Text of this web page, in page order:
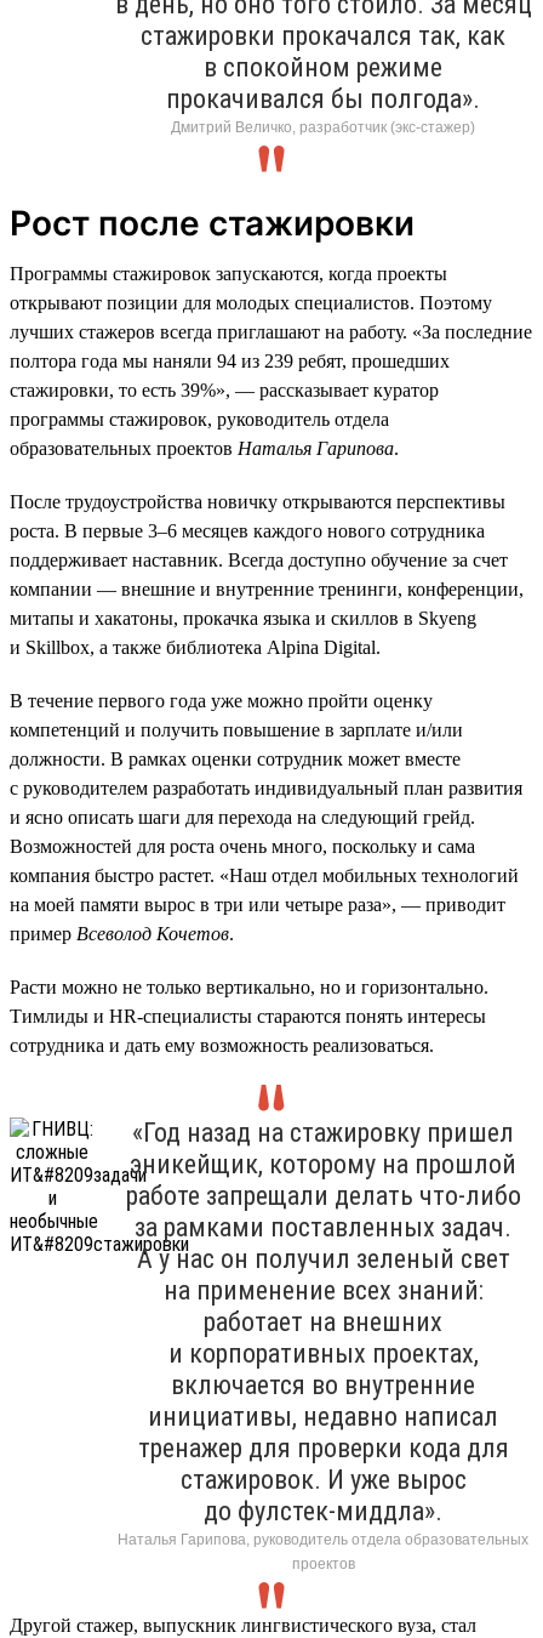
стажировки прокачался так, как
в спокойном режиме
прокачивался бы полгода».
Дмитрий Величко, разработчик (экс-стажер)
Рост после стажировки
Программы стажировок запускаются, когда проекты
открывают позиции для молодых специалистов. Поэтому
лучших стажеров всегда приглашают на работу. «За последние
полтора года мы наняли 94 из 239 ребят, прошедших
стажировки, то есть 39%», — рассказывает куратор
программы стажировок, руководитель отдела
образовательных проектов Наталья Гарипова.
После трудоустройства новичку открываются перспективы
роста. В первые 3–6 месяцев каждого нового сотрудника
поддерживает наставник. Всегда доступно обучение за счет
компании — внешние и внутренние тренинги, конференции,
митапы и хакатоны, прокачка языка и скиллов в Skyeng
и Skillbox, а также библиотека Alpina Digital.
В течение первого года уже можно пройти оценку
компетенций и получить повышение в зарплате и/или
должности. В рамках оценки сотрудник может вместе
с руководителем разработать индивидуальный план развития
и ясно описать шаги для перехода на следующий грейд.
Возможностей для роста очень много, поскольку и сама
компания быстро растет. «Наш отдел мобильных технологий
на моей памяти вырос в три или четыре раза», — приводит
пример Всеволод Кочетов.
Расти можно не только вертикально, но и горизонтально.
Тимлиды и HR-специалисты стараются понять интересы
сотрудника и дать ему возможность реализоваться.
«Год назад на стажировку пришел
эникейщик, которому на прошлой
работе запрещали делать что-либо
за рамками поставленных задач.
А у нас он получил зеленый свет
на применение всех знаний:
работает на внешних
и корпоративных проектах,
включается во внутренние
инициативы, недавно написал
тренажер для проверки кода для
стажировок. И уже вырос
до фулстек-миддла».
Наталья Гарипова, руководитель отдела образовательных
проектов
Другой стажер, выпускник лингвистического вуза, стал